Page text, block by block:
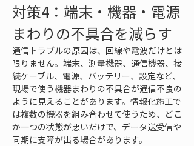
対策4：端末・機器・電源
まわりの不具合を減らす
通信トラブルの原因は、回線や電波だけとは
限りません。端末、測量機器、通信機器、接
続ケーブル、電源、バッテリー、設定など、
現場で使う機器まわりの不具合が通信不良の
ように見えることがあります。情報化施工で
は複数の機器を組み合わせて使うため、どこ
か一つの状態が悪いだけで、データ送受信や
同期に支障が出る場合があります。